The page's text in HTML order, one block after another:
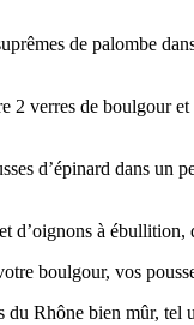
de palombe
2 verres de boulgour
d’épinard dans un
d’oignons à
boulgour, vos
du Rhône bien mûr, tel